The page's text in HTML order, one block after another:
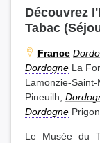
Découvrez
Tabac
France
Dordogne La
Lamonzie-Saint-
Pineuilh,
Dordogne
Le Musée du